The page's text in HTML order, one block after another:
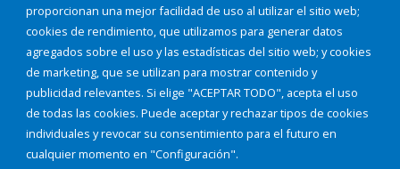
proporcionan una mejor facilidad de uso al utilizar el sitio web;
cookies de rendimiento, que utilizamos para generar datos
agregados sobre el uso y las estadísticas del sitio web; y cookies
de marketing, que se utilizan para mostrar contenido y
publicidad relevantes. Si elige "ACEPTAR TODO", acepta el uso
de todas las cookies. Puede aceptar y rechazar tipos de cookies
individuales y revocar su consentimiento para el futuro en
cualquier momento en "Configuración".
INICIAR SESIÓN
MAPA WEB